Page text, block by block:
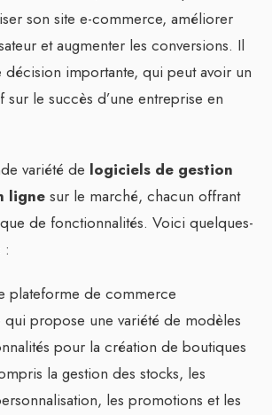
son site e-commerce, améliorer
et augmenter les conversions. Il
décision importante, qui peut avoir un
sur le succès d’une entreprise en
variété de logiciels de gestion
ligne sur le marché, chacun offrant
de fonctionnalités. Voici quelques-
:
plateforme de commerce
propose une variété de modèles
pour la création de boutiques
la gestion des stocks, les
les promotions et les